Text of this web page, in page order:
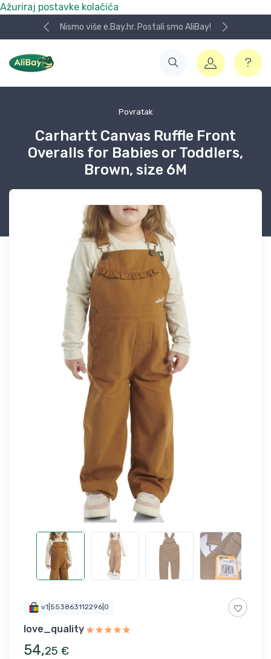
Ažuriraj postavke kolačića
Nismo više e.Bay.hr. Postali smo AliBay!
Povratak
Carhartt Canvas Ruffle Front
Overalls for Babies or Toddlers,
Brown, size 6M
v1|553863112296|0
love_quality
54,25 €